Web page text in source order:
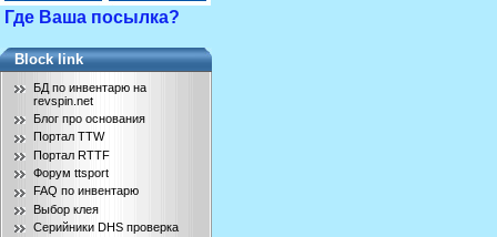
Где Ваша посылка?
Block link
БД по инвентарю на
revspin.net
Блог про основания
Портал TTW
Портал RTTF
Форум ttsport
FAQ по инвентарю
Выбор клея
Серийники DHS проверка